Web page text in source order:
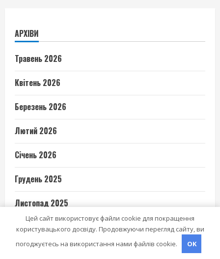
АРХІВИ
Травень 2026
Квітень 2026
Березень 2026
Лютий 2026
Січень 2026
Грудень 2025
Листопад 2025
Жовтень 2025
Квітень 2025
Цей сайт використовує файли cookie для покращення
користувацького досвіду. Продовжуючи перегляд сайту, ви
погоджуєтесь на використання нами файлів cookie.
OK